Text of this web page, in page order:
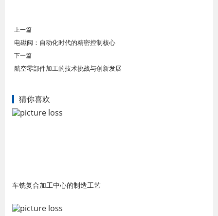
上一篇
电磁阀：自动化时代的精密控制核心
下一篇
航空零部件加工的技术挑战与创新发展
猜你喜欢
车铣复合加工中心的制造工艺